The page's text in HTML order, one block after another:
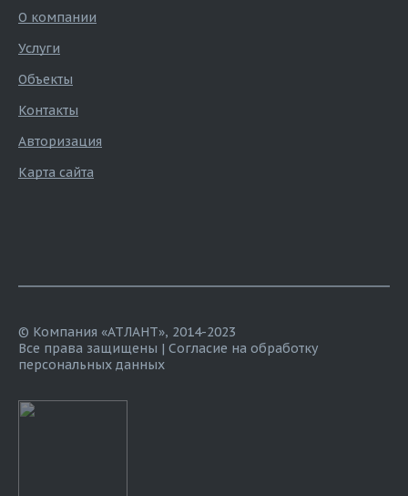
О компании
Услуги
Объекты
Контакты
Авторизация
Карта сайта
© Компания «АТЛАНТ», 2014-2023
Все права защищены | Согласие на обработку
персональных данных